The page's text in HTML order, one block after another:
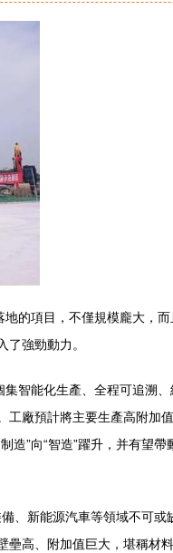
的項目，不僅規模龐大，
強勁動力。
智能化生產、全程可追溯
廠預計將主要生產高附加
”向“智造”躍升，并有望
、新能源汽車等領域不可
高、附加值巨大，堪稱材